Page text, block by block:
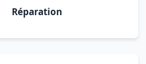
Réparation